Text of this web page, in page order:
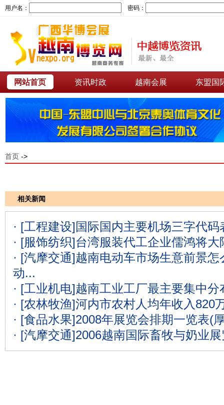
用户名： 密码：
网站首页 资讯时政 越南会展 东盟国
首页 ->
相关新闻
· [工程建设]国际国内主要机场三字代码
· [服饰纺织]台湾服装代工企业儒鸿将
· [汽摩交通]越南电动车市场生意前景怎
动...
· [工业机电]越南工业工厂最主要集中分
· [农林牧渔]河内市农村人均年收入820
· [食品水果]2008年展览会排期一览表(
· [汽摩交通]2006越南国际畜牧与奶业